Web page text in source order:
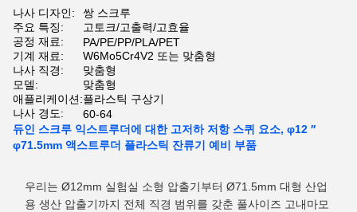
나사 디자인:
쌍 스크루
주요 특징:
고토크/고출력/고효율
공정 재료:
PA/PE/PP/PLA/PET
기계 재료:
W6Mo5Cr4V2 또는 맞춤형
나사 직경:
맞춤형
모델:
맞춤형
애플리케이션:플라스틱 구상기
나사 경도:
60-64
듀인 스크루 익스트루더에 대한 고저하 저항 스퀴 요소, φ12 ′′
φ71.5mm 액스트루더 플라스틱 잔류기 예비 부품
우리는 Ø12mm 실험실 소형 압출기부터 Ø71.5mm 대형 산업
용 생산 압출기까지 전체 직경 범위를 갖춘 풀사이즈 고내마모